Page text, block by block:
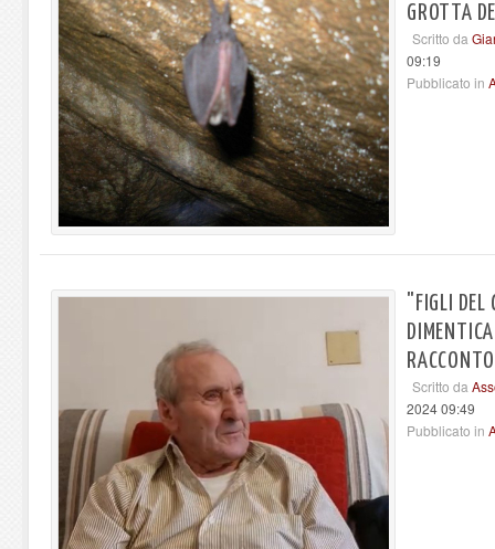
GROTTA
Scritto da
09:19
Pubblicato in
"FIGLI DEL
Scritto da
2024 09:49
Pubblicato in